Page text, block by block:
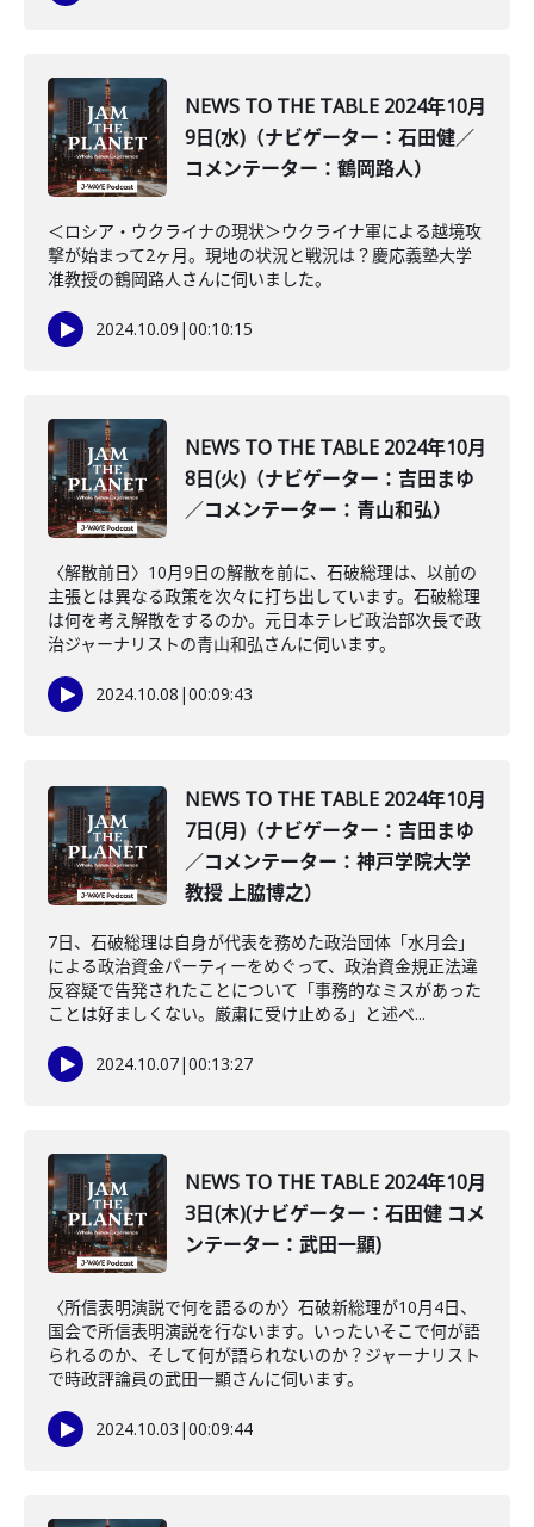
NEWS TO THE TABLE 2024年10月
9日(水)（ナビゲーター：石田健／
コメンテーター：鶴岡路人）
＜ロシア・ウクライナの現状＞ウクライナ軍による越境攻
撃が始まって2ヶ月。現地の状況と戦況は？慶応義塾大学
准教授の鶴岡路人さんに伺いました。
2024.10.09 |00:10:15
NEWS TO THE TABLE 2024年10月
8日(火)（ナビゲーター：吉田まゆ
／コメンテーター：青山和弘）
〈解散前日〉10月9日の解散を前に、石破総理は、以前の
主張とは異なる政策を次々に打ち出しています。石破総理
は何を考え解散をするのか。元日本テレビ政治部次長で政
治ジャーナリストの青山和弘さんに伺います。
2024.10.08 |00:09:43
NEWS TO THE TABLE 2024年10月
7日(月)（ナビゲーター：吉田まゆ
／コメンテーター：神戸学院大学
教授 上脇博之）
7日、石破総理は自身が代表を務めた政治団体「水月会」
による政治資金パーティーをめぐって、政治資金規正法違
反容疑で告発されたことについて「事務的なミスがあった
ことは好ましくない。厳粛に受け止める」と述べ...
2024.10.07|00:13:27
NEWS TO THE TABLE 2024年10月
3日(木)(ナビゲーター：石田健 コメ
ンテーター：武田一顯)
〈所信表明演説で何を語るのか〉石破新総理が10月4日、
国会で所信表明演説を行ないます。いったいそこで何が語
られるのか、そして何が語られないのか？ジャーナリスト
で時政評論員の武田一顯さんに伺います。
2024.10.03 |00:09:44